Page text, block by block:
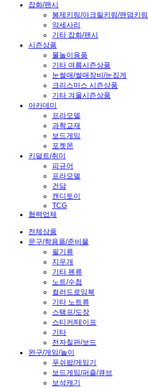
잡화/팬시
봉제키링/아크릴키링/랜덤키링
악세사리
기타 잡화/팬시
시즌상품
물놀이용품
기타 여름시즌상품
눈썰매/썰매장비/눈집게
크리스마스 시즌상품
기타 겨울시즌상품
아카데미
프라모델
과학교재
보드게임
포켓몬
키덜트/취미
피규어
프라모델
건담
캔디토이
TCG
협력업체
전체상품
문구/학용품/준비물
필기류
지우개
기타 펜류
노트/수첩
컬러드로잉북
기타 노트류
스탬프/도장
스티커/테이프
기타
전자칠판/보드
완구/게임/놀이
푸쉬팝/게임기
보드게임/퍼즐/큐브
보석캐기